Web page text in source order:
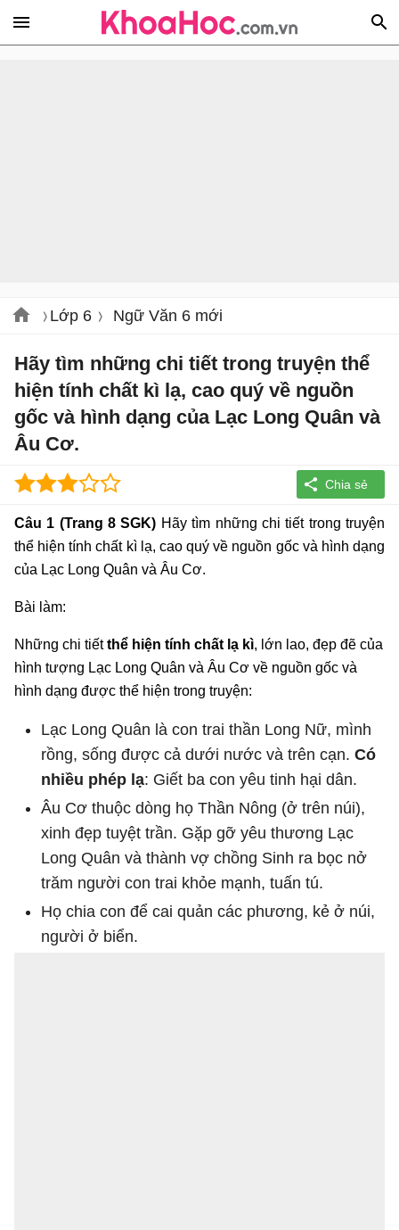
Lớp 6 Ngữ Văn 6 mới
Hãy tìm những chi tiết trong truyện thể
hiện tính chất kì lạ, cao quý về nguồn
gốc và hình dạng của Lạc Long Quân và
Âu Cơ.
Câu 1 (Trang 8 SGK) Hãy tìm những chi tiết trong truyện
thể hiện tính chất kì lạ, cao quý về nguồn gốc và hình dạng
của Lạc Long Quân và Âu Cơ.
Bài làm:
Những chi tiếtthể hiện tính chất lạ kì, lớn lao, đẹp đẽ của
hình tượng Lạc Long Quân và Âu Cơ về nguồn gốc và
hình dạng được thể hiện trong truyện:
Lạc Long Quân là con trai thần Long Nữ, mình
rồng, sống được cả dưới nước và trên cạn. Có
nhiều phép lạ: Giết ba con yêu tinh hại dân.
Âu Cơ thuộc dòng họ Thần Nông (ở trên núi),
xinh đẹp tuyệt trần. Gặp gỡ yêu thương Lạc
Long Quân và thành vợ chồng Sinh ra bọc nở
trăm người con trai khỏe mạnh, tuấn tú.
Họ chia con để cai quản các phương, kẻ ở núi,
người ở biển.